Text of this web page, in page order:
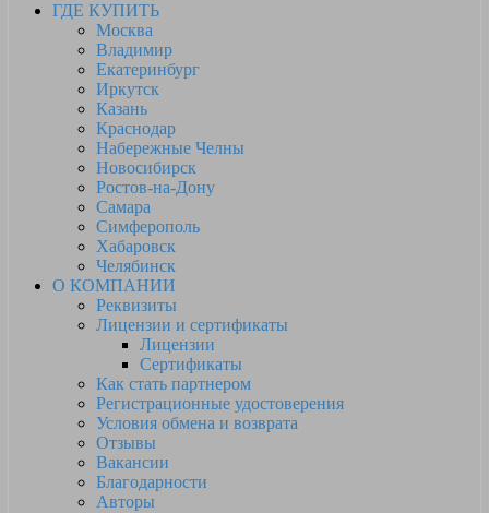
ГДЕ КУПИТЬ
Москва
Владимир
Екатеринбург
Иркутск
Казань
Краснодар
Набережные Челны
Новосибирск
Ростов-на-Дону
Самара
Симферополь
Хабаровск
Челябинск
О КОМПАНИИ
Реквизиты
Лицензии и сертификаты
Лицензии
Сертификаты
Как стать партнером
Регистрационные удостоверения
Условия обмена и возврата
Отзывы
Вакансии
Благодарности
Авторы